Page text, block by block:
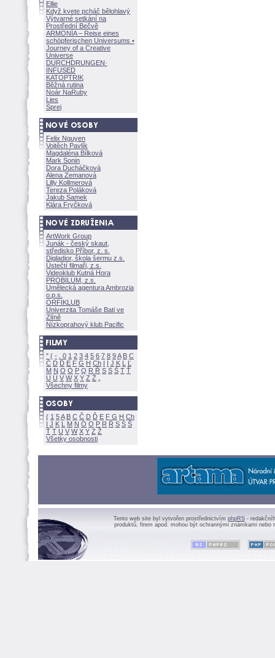
Ellie
Když kvete pcháč bělohlavý
Výtvarné setkání na
Prostřední Bečvě
ARMONÍA – Reise eines
schöpferischen Universums •
Journey of a Creative
Universe
DURCHDRUNGEN·
INFUSED
KATOPTRIK
Běžná rutina
Noár NaRuby
Lies
Sprej
Felix Nguyen
Vojtěch Pavlík
Magdaléna Bílkov
Mark Sonin
Dora Ducháčkov
Alena Zemanov
Lilly Kollmerov
Tereza Polákov
Jakub Samek
Klára Fryčkov
ArtWork Group
Junák - český skaut,
středisko Příbor, z. s.
Digladior, škola šermu z.s.
Ústečtí filmaři, z.s.
Videoklub Kutná Hora
PROBILUM, z.s.
Umělecká agentura Ambrozia
o.p.s.
ORFIKLUB
Univerzita Tomáše Bati ve
Zlíně
Nízkoprahový klub Pacific
" ( - 0 1 2 3 4 5 6 7 8 9A B C
Č D Ď E F G H Ch I Í J K L
Ľ
M N O Ó P Q R Ř S Ś T Ť
U Ú V W X Y Z
Všechny filmy
( 1 5A B C Č D Ď E F G H Ch
I J K L M N Ó O P R Ř S Ś
Ť T U V W X Y Z
Všetky osobnosti
Tento web site byl vytvořen prostřednictvím phpRS -
produktů, firem apod. mohou být ochrannými známkami